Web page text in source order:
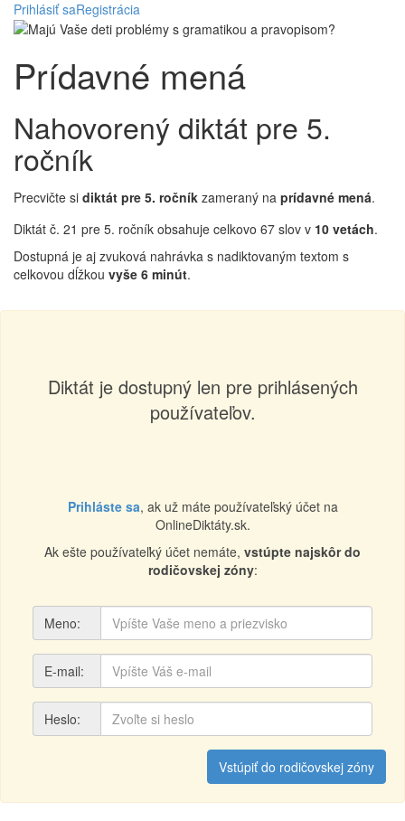
Prihlásiť saRegistrácia
Prídavné mená
Nahovorený diktát pre 5.
ročník
Precvičte si diktát pre 5. ročník zameraný na prídavné mená.
Diktát č. 21 pre 5. ročník obsahuje celkovo 67 slov v 10 vetách.
Dostupná je aj zvuková nahrávka s nadiktovaným textom s
celkovou dĺžkou vyše 6 minút.
Diktát je dostupný len pre prihlásených
používateľov.
Prihláste sa, ak už máte používateľský účet na
OnlineDiktáty.sk.
Ak ešte používateľký účet nemáte, vstúpte najskôr do
rodičovskej zóny:
Meno:
E-mail:
Heslo:
Vstúpiť do rodičovskej zóny